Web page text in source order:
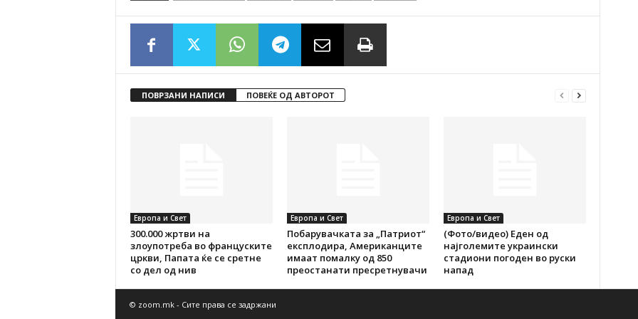
ПОВРЗАНИ НАПИСИ ПОВЕЌЕ ОД АВТОРОТ
Европа и Свет
300.000 жртви на
злоупотреба во француските
цркви, Папата ќе се сретне
со дел од нив
Европа и Свет
Побарувачката за „Патриот“
експлодира, Американците
имаат помалку од 850
преостанати пресретнувачи
Европа и Свет
(Фото/видео) Еден од
најголемите украински
стадиони погоден во руски
напад
© zoom.mk - Сите права се задржани